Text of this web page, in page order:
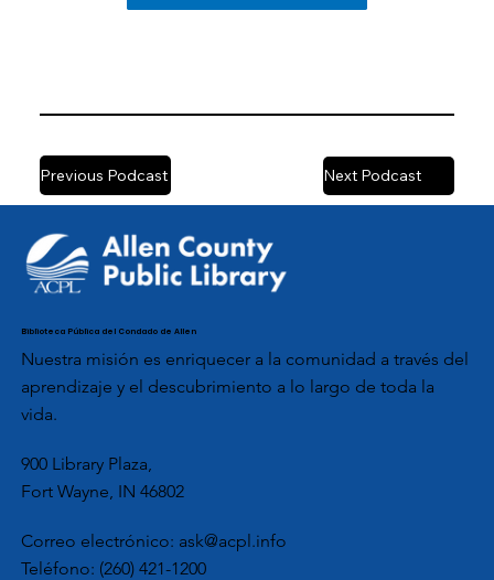
Previous Podcast Next Podcast
Biblioteca Pública del Condado de Allen
Nuestra misión es enriquecer a la comunidad a través del
aprendizaje y el descubrimiento a lo largo de toda la
vida.
900 Library Plaza,
Fort Wayne, IN 46802
Correo electrónico: ask@acpl.info
Teléfono: (260) 421-1200